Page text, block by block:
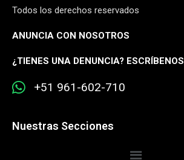
Todos los derechos reservados
ANUNCIA CON NOSOTROS
¿TIENES UNA DENUNCIA? ESCRÍBENOS
+51 961-602-710
Nuestras Secciones